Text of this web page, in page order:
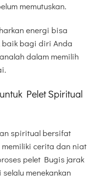
memutuskan.
energi bisa
bagi diri Anda
dalam memilih
Pelet Spiritual
spiritual bersifat
cerita dan niat
pelet Bugis jarak
menekankan